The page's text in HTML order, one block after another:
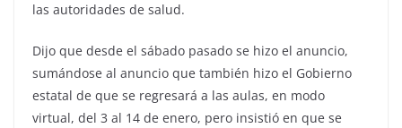
las autoridades de salud.
Dijo que desde el sábado pasado se hizo el anuncio,
sumándose al anuncio que también hizo el Gobierno
estatal de que se regresará a las aulas, en modo
virtual, del 3 al 14 de enero, pero insistió en que se